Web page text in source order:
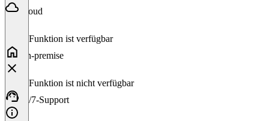
Cloud
Diese Funktion ist verfügbar
On-premise
Diese Funktion ist nicht verfügbar
24/7-Support